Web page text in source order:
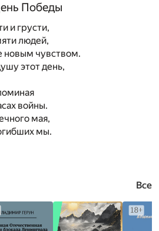
Победы
и грусти,
людей,
новым чувством.
этот день,
войны.
мая,
мы.
Все